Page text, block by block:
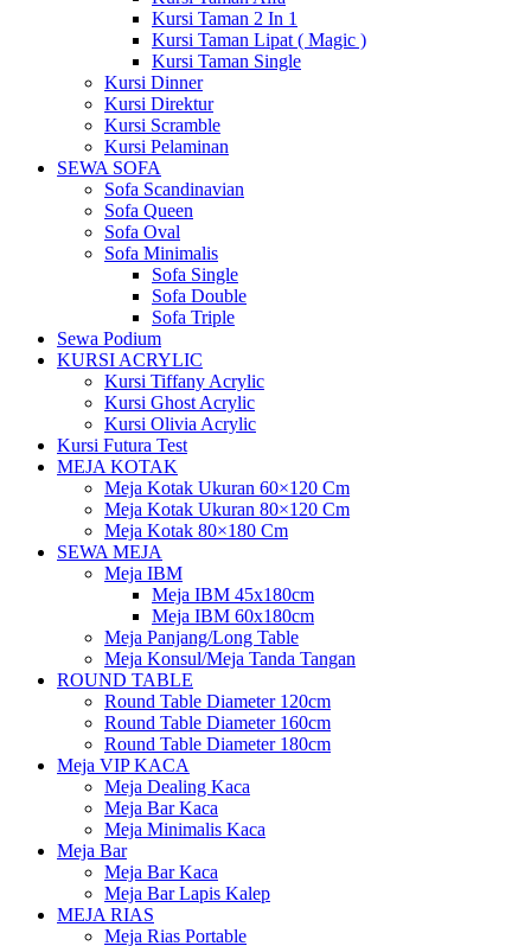
Kursi Taman 2 In 1
Kursi Taman Lipat ( Magic )
Kursi Taman Single
Kursi Dinner
Kursi Direktur
Kursi Scramble
Kursi Pelaminan
SEWA SOFA
Sofa Scandinavian
Sofa Queen
Sofa Oval
Sofa Minimalis
Sofa Single
Sofa Double
Sofa Triple
Sewa Podium
KURSI ACRYLIC
Kursi Tiffany Acrylic
Kursi Ghost Acrylic
Kursi Olivia Acrylic
Kursi Futura Test
MEJA KOTAK
Meja Kotak Ukuran 60×120 Cm
Meja Kotak Ukuran 80×120 Cm
Meja Kotak 80×180 Cm
SEWA MEJA
Meja IBM
Meja IBM 45x180cm
Meja IBM 60x180cm
Meja Panjang/Long Table
Meja Konsul/Meja Tanda Tangan
ROUND TABLE
Round Table Diameter 120cm
Round Table Diameter 160cm
Round Table Diameter 180cm
Meja VIP KACA
Meja Dealing Kaca
Meja Bar Kaca
Meja Minimalis Kaca
Meja Bar
Meja Bar Kaca
Meja Bar Lapis Kalep
MEJA RIAS
Meja Rias Portable